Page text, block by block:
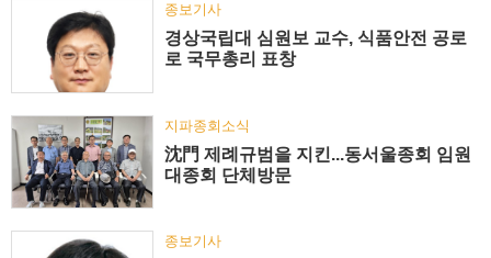
종보기사
경상국립대 심원보 교수, 식품안전 공로
로 국무총리 표창
지파종회소식
沈門 제례규범을 지킨...동서울종회 임원
대종회 단체방문
종보기사